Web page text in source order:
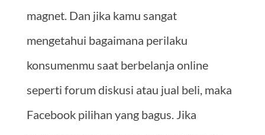
magnet. Dan jika kamu sangat
mengetahui bagaimana perilaku
konsumenmu saat berbelanja online
seperti forum diskusi atau jual beli, maka
Facebook pilihan yang bagus. Jika